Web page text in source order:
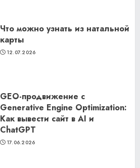
Что можно узнать из натальной
карты
12.07.2026
GEO-продвижение с
Generative Engine Optimization:
Как вывести сайт в AI и
ChatGPT
17.06.2026